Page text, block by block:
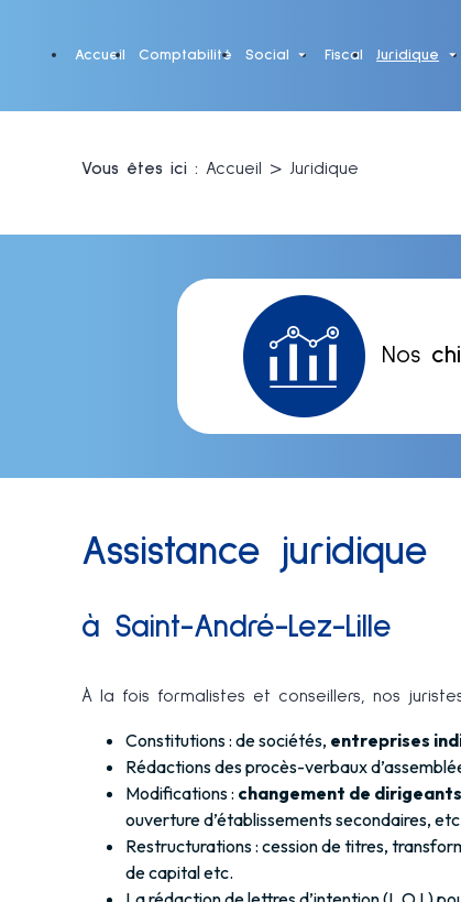
Accueil Comptabilité Social Fiscal Juridique
Vous êtes ici : Accueil > Juridique
Nos
Assistance juridique
à Saint-André-Lez-Lille
À la fois formalistes et conseillers, nos
Constitutions : de sociétés, entreprises
Rédactions des procès-verbaux
Modifications : changement de dirigeants
ouverture d’établissements secondaires,
Restructurations : cession de titres,
de capital etc.